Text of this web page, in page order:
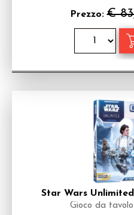
Prezzo:€
Star Wars
Gioco da